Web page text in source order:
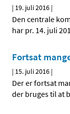
| 19. juli 2016 |
Den centrale
har pr. 14. juli
Fortsat
| 15. juli 2016 |
Der er fortsat
der bruges til at